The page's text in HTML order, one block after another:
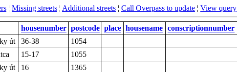
¦ Missing streets ¦ Additional streets ¦ Call Overpass to update ¦ View query
housenumber postcode place housename conscriptionnumber
út 36-38 1054
15-17 1055
út 16 1365